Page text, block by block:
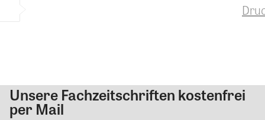
Kommentar
Unsere Fachzeitschriften kostenfrei
per Mail